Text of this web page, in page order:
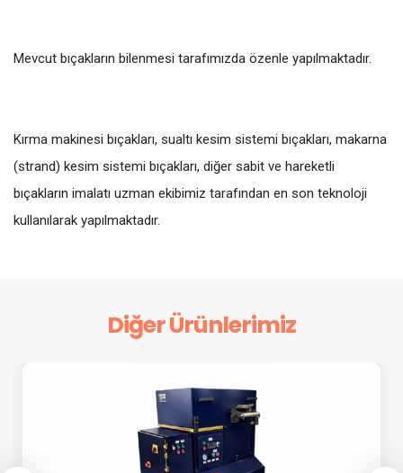
Mevcut bıçakların bilenmesi tarafımızda özenle yapılmaktadır.
Kırma makinesi bıçakları, sualtı kesim sistemi bıçakları, makarna
(strand) kesim sistemi bıçakları, diğer sabit ve hareketli
bıçakların imalatı uzman ekibimiz tarafından en son teknoloji
kullanılarak yapılmaktadır.
Diğer Ürünlerimiz